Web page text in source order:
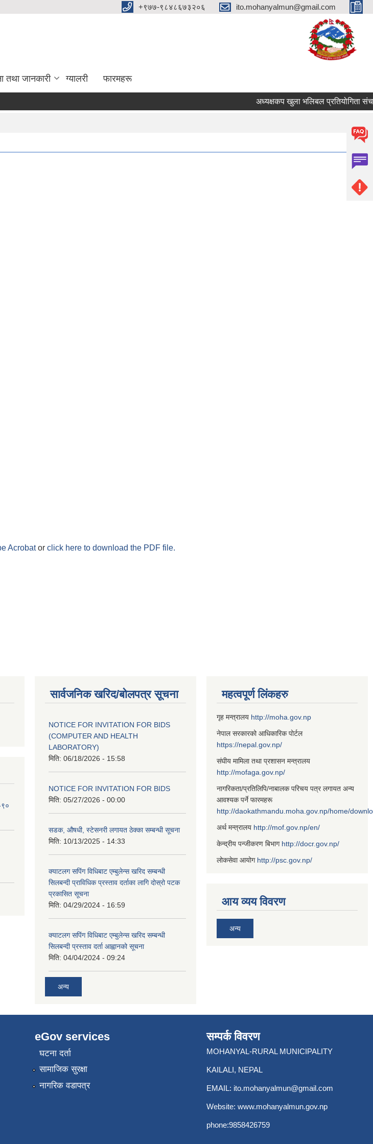
+९७७-९८४८६७३२०६ ito.mohanyalmun@gmail.com
तथा जानकारी ग्यालरी फारमहरू
अध्यक्षकप खुला भलिबल प्रतियोगिता
Acrobator click here to download the PDF file.
९०
सार्वजनिक खरिद/बोलपत्र सूचना
NOTICE FOR INVITATION FOR BIDS
(COMPUTER AND HEALTH
LABORATORY)
मिति: 06/18/2026 - 15:58
NOTICE FOR INVITATION FOR BIDS
मिति: 05/27/2026 - 00:00
सडक, औषधी, स्टेसनरी लगायत ठेक्का सम्बन्धी सूचना
मिति: 10/13/2025 - 14:33
क्याटलग सपिंग विधिबाट एम्बुलेन्स खरिद सम्बन्धी
सिलबन्दी प्राविधिक प्रस्ताव दर्ताका लागि दोस्रो पटक
प्रकासित सूचना
मिति: 04/29/2024 - 16:59
क्याटलग सपिंग विधिबाट एम्बुलेन्स खरिद सम्बन्धी
सिलबन्दी प्रस्ताव दर्ता आह्वानको सूचना
मिति: 04/04/2024 - 09:24
अन्य
महत्वपूर्ण लिंकहरु
गृह मन्त्रालय http://moha.gov.np
नेपाल सरकारको आधिकारिक पोर्टल
https://nepal.gov.np/
संघीय मामिला तथा प्रशासन मन्त्रालय
http://mofaga.gov.np/
नागरिकता/प्रतिलिपि/नाबालक परिचय पत्र लगायत अन्य
आवश्यक पर्ने फारमहरू
http://daokathmandu.moha.gov.np/home/
अर्थ मन्त्रालय http://mof.gov.np/en/
केन्द्रीय पन्जीकरण बिभाग http://docr.gov.np/
लोकसेवा आयोग http://psc.gov.np/
आय व्यय विवरण
अन्य
eGov services
घटना दर्ता
सामाजिक सुरक्षा
नागरिक वडापत्र
सम्पर्क विवरण
MOHANYAL-RURAL MUNICIPALITY
KAILALI, NEPAL
EMAIL: ito.mohanyalmun@gmail.com
Website: www.mohanyalmun.gov.np
phone:9858426759